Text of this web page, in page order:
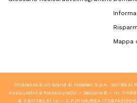
Mappa
Chiarezza è un brand di Howden S.p.A. Iscritta al
Assicurativi e Riassicurativi – Sezione B – nr.
€ 7.617.193,51 i.v. – C.F./P.IVA/REA